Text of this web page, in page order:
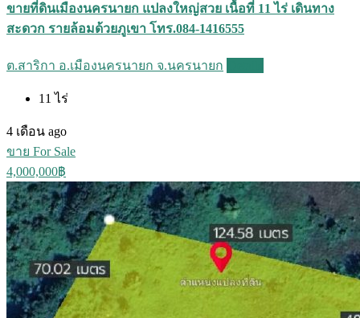
ขายที่ดินเมืองนครนายก แปลงใหญ่สวย เนื้อที่ 11 ไร่ เดินทาง
สะดวก รายล้อมด้วยภูเขา โทร.084-1416555
ต.สาริกา อ.เมืองนครนายก จ.นครนายก
11 ไร่
4 เดือน ago
ขาย For Sale
4,000,000฿